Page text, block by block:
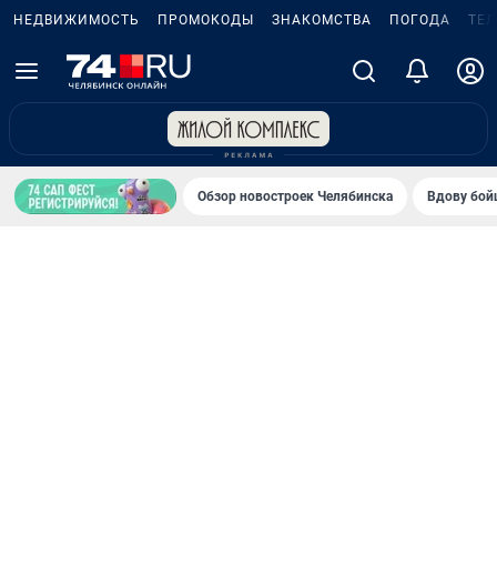
НЕДВИЖИМОСТЬ ПРОМОКОДЫ ЗНАКОМСТВА ПОГОДА
Обзор новостроек Челябинска Вдову